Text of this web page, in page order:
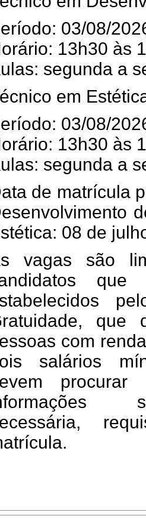
03/08/
13h30 às
segunda a
em
03/08/
13h30 às
segunda a
de matrícula
08 de
vagas são
que
que
com
salários